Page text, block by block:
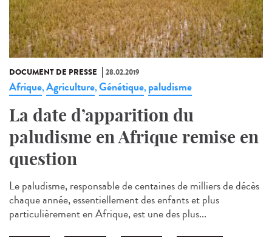
DOCUMENT DE PRESSE 28.02.2019
Afrique,Agriculture,Génétique, paludisme
La date d’apparition du
paludisme en Afrique remise en
question
Le paludisme, responsable de centaines de milliers de décès
chaque année, essentiellement des enfants et plus
particulièrement en Afrique, est une des plus...